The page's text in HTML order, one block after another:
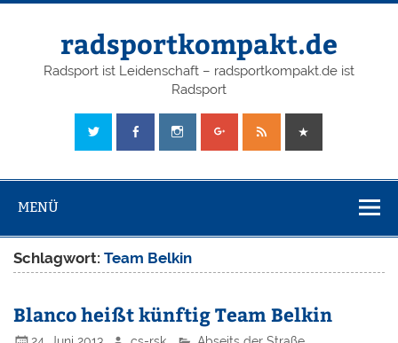
radsportkompakt.de
Radsport ist Leidenschaft – radsportkompakt.de ist
Radsport
MENÜ
Schlagwort:Team Belkin
Blanco heißt künftig Team Belkin